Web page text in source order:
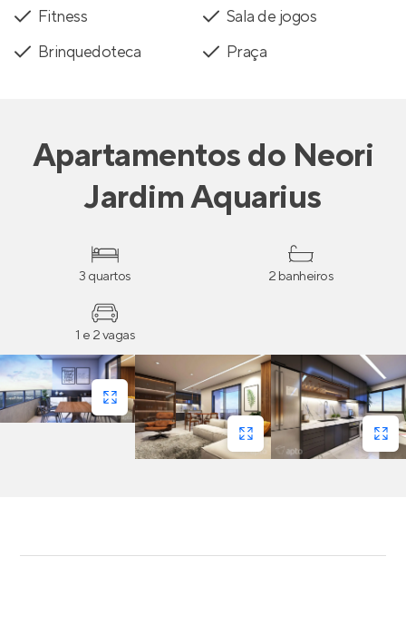
Fitness
Sala de jogos
Brinquedoteca
Praça
Apartamentosdo Neori
Jardim Aquarius
3 quartos 2 banheiros
1 e 2 vagas